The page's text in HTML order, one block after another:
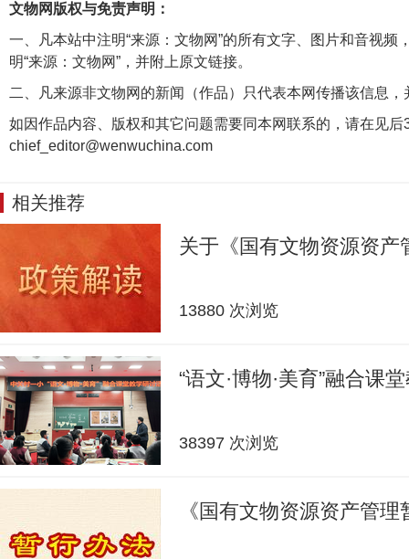
文物网版权与免责声明：
一、凡本站中注明“来源：文物网”的所有文字、图片和音视
明“来源：文物网”，并附上原文链接。
二、凡来源非文物网的新闻（作品）只代表本网传播该信息
如因作品内容、版权和其它问题需要同本网联系的，请在见后
chief_editor@wenwuchina.com
相关推荐
关于《国有文物资源资
13880 次浏览
“语文·博物·美育”融合课
38397 次浏览
《国有文物资源资产管